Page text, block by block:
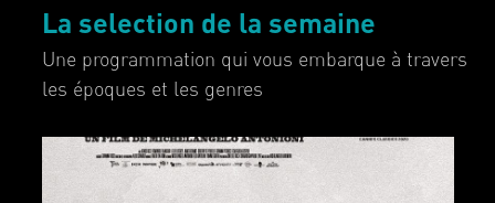
La selection de la semaine
Une programmation qui vous embarque à travers
les époques et les genres